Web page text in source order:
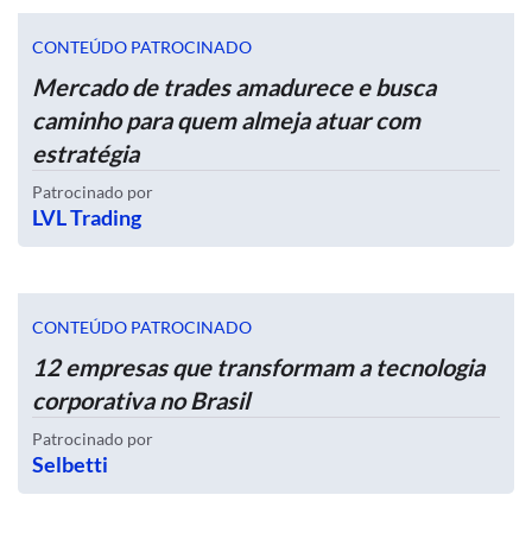
CONTEÚDO PATROCINADO
Mercado de trades amadurece e busca
caminho para quem almeja atuar com
estratégia
Patrocinado por
LVL Trading
CONTEÚDO PATROCINADO
12 empresas que transformam a tecnologia
corporativa no Brasil
Patrocinado por
Selbetti